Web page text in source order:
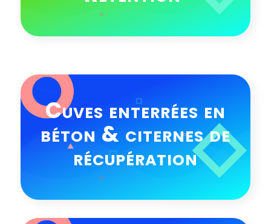
Cuves enterrées en
béton & citernes de
récupération